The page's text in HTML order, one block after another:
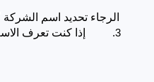
الرجاء تحديد اسم
إذا كنت تعرف